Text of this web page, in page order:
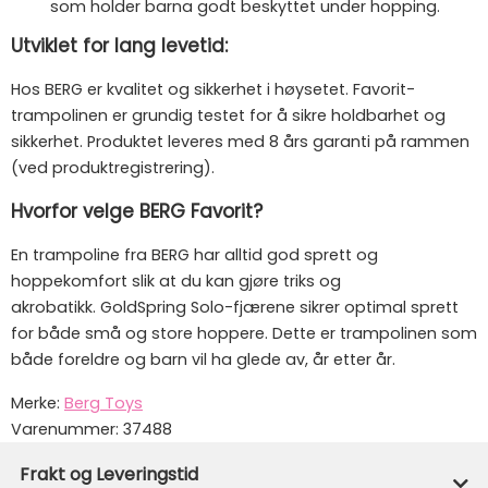
som holder barna godt beskyttet under hopping.
Utviklet for lang levetid:
Hos BERG er kvalitet og sikkerhet i høysetet. Favorit-
trampolinen er grundig testet for å sikre holdbarhet og
sikkerhet. Produktet leveres med 8 års garanti på rammen
(ved produktregistrering).
Hvorfor velge BERG Favorit?
En trampoline fra BERG har alltid god sprett og
hoppekomfort slik at du kan gjøre triks og
akrobatikk. GoldSpring Solo-fjærene sikrer optimal sprett
for både små og store hoppere. Dette er trampolinen som
både foreldre og barn vil ha glede av, år etter år.
Merke: Berg Toys
Varenummer: 37488
Frakt og Leveringstid